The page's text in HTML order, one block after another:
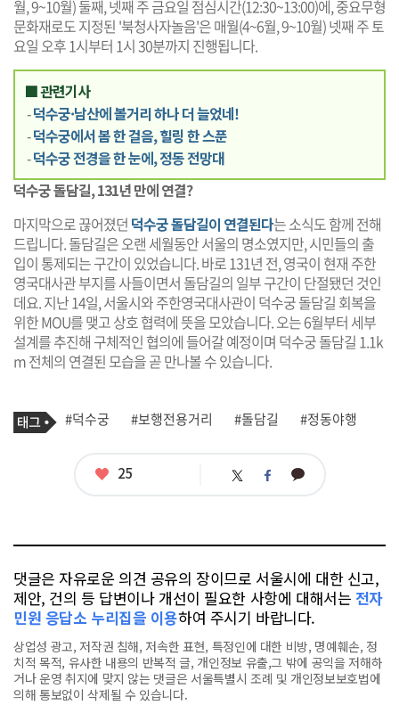
월, 9~10월) 둘째, 넷째 주 금요일 점심시간(12:30~13:00)에, 중요무형
문화재로도 지정된 '북청사자놀음'은 매월(4~6월, 9~10월) 넷째 주 토
요일 오후 1시부터 1시 30분까지 진행됩니다.
■ 관련기사
-덕수궁·남산에 볼거리 하나 더 늘었네!
-덕수궁에서 봄 한 걸음, 힐링 한 스푼
-덕수궁 전경을 한 눈에, 정동 전망대
덕수궁 돌담길, 131년 만에 연결?
마지막으로 끊어졌던 덕수궁 돌담길이 연결된다는 소식도 함께 전해
드립니다. 돌담길은 오랜 세월동안 서울의 명소였지만, 시민들의 출
입이 통제되는 구간이 있었습니다. 바로 131년 전, 영국이 현재 주한
영국대사관 부지를 사들이면서 돌담길의 일부 구간이 단절됐던 것인
데요. 지난 14일, 서울시와 주한영국대사관이 덕수궁 돌담길 회복을
위한 MOU를 맺고 상호 협력에 뜻을 모았습니다. 오는 6월부터 세부
설계를 추진해 구체적인 협의에 들어갈 예정이며 덕수궁 돌담길 1.1k
m 전체의 연결된 모습을 곧 만나볼 수 있습니다.
기
사
태
그
#덕수궁 #보행전용거리 #돌담길 #정동야행
좋
25 트 페 카
댓글은 자유로운 의견 공유의 장이므로 서울시에 대한 신고,
제안, 건의 등 답변이나 개선이 필요한 사항에 대해서는 전자
민원 응답소 누리집을 이용하여 주시기 바랍니다.
상업성 광고, 저작권 침해, 저속한 표현, 특정인에 대한 비방, 명예훼손, 정
치적 목적, 유사한 내용의 반복적 글, 개인정보 유출,그 밖에 공익을 저해하
거나 운영 취지에 맞지 않는 댓글은 서울특별시 조례 및 개인정보보호법에
의해 통보없이 삭제될 수 있습니다.